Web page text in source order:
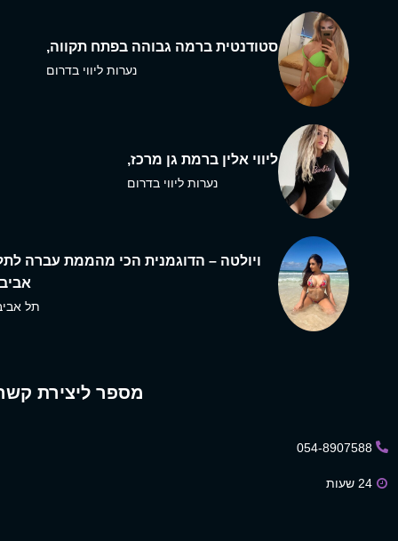
סטודנטית ברמה גבוהה בפתח תקווה,
נערות ליווי בדרום
ליווי אלין ברמת גן מרכז,
נערות ליווי בדרום
ויולטה – הדוגמנית הכי מהממת עברה
תל
מספר ליצירת
054-8907588
24 שעות